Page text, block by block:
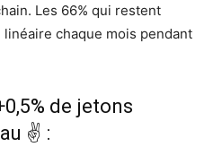
Les 66% qui restent
chaque mois pendant
de jetons
✌️ :